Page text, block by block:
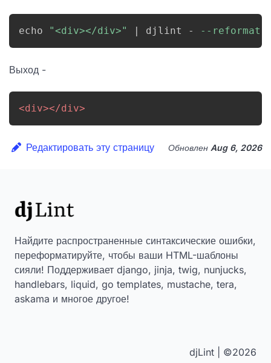
echo "<div></div>" | djlint - --reformat
Выход -
<div></div>
Редактировать эту страницу Обновлен Aug 6, 2026
Найдите распространенные синтаксические ошибки,
переформатируйте, чтобы ваши HTML-шаблоны
сияли! Поддерживает django, jinja, twig, nunjucks,
handlebars, liquid, go templates, mustache, tera,
askama и многое другое!
djLint | ©2026